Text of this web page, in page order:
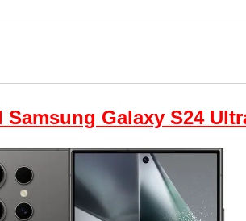
Galaxy S24